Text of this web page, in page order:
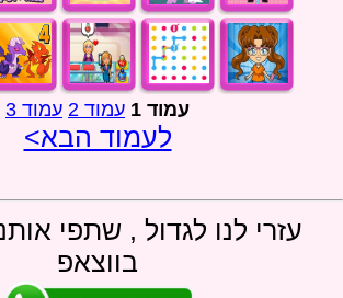
עמוד 1 עמוד 2 עמוד 3
לעמוד הבא>
עזרי לנו לגדול , שתפי
בווצאפ